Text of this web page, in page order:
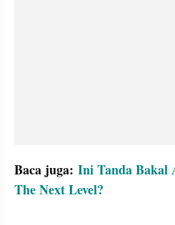
Baca juga: Ini Tanda Bakal
The Next Level?